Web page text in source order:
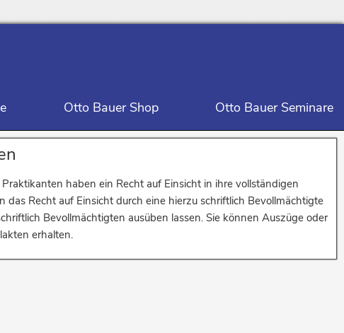
Otto Bauer Shop Otto Bauer Seminare
haben ein Recht auf Einsicht in ihre vollständigen
das Recht auf Einsicht durch eine hierzu schriftlich Bevollmächtigte
Bevollmächtigten ausüben lassen. Sie können Auszüge oder
erhalten.
und zur Regelung des Übergangsrechts (Seite 263)
der Mitarbeiterinnen und Mitarbeiter in die AVR-Württemberg – Viertes Buch –